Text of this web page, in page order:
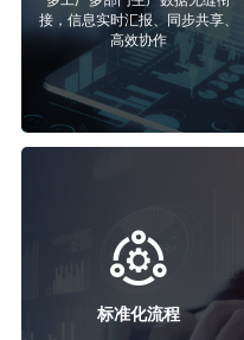
接，信息实时汇报、同步共享、
高效协作
标准化流程